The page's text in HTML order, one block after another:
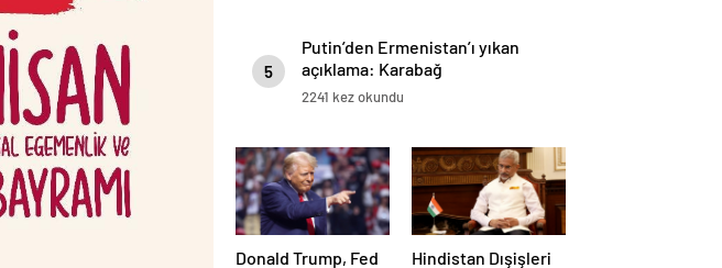
5
Putin’den Ermenistan’ı yıkan
açıklama: Karabağ
Azerbaycan’ın ayrılmaz bir
2241 kez okundu
Donald Trump, Fed
Hindistan Dışişleri